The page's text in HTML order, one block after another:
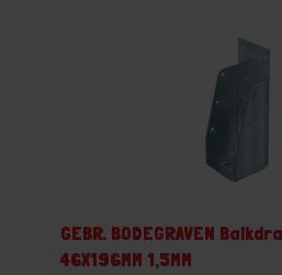
GEBR. BODEGRAVEN
46X196MM 1,5MM